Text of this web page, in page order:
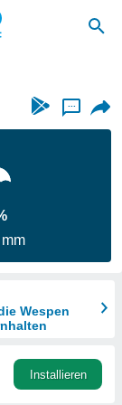
...
Wespen
Installieren